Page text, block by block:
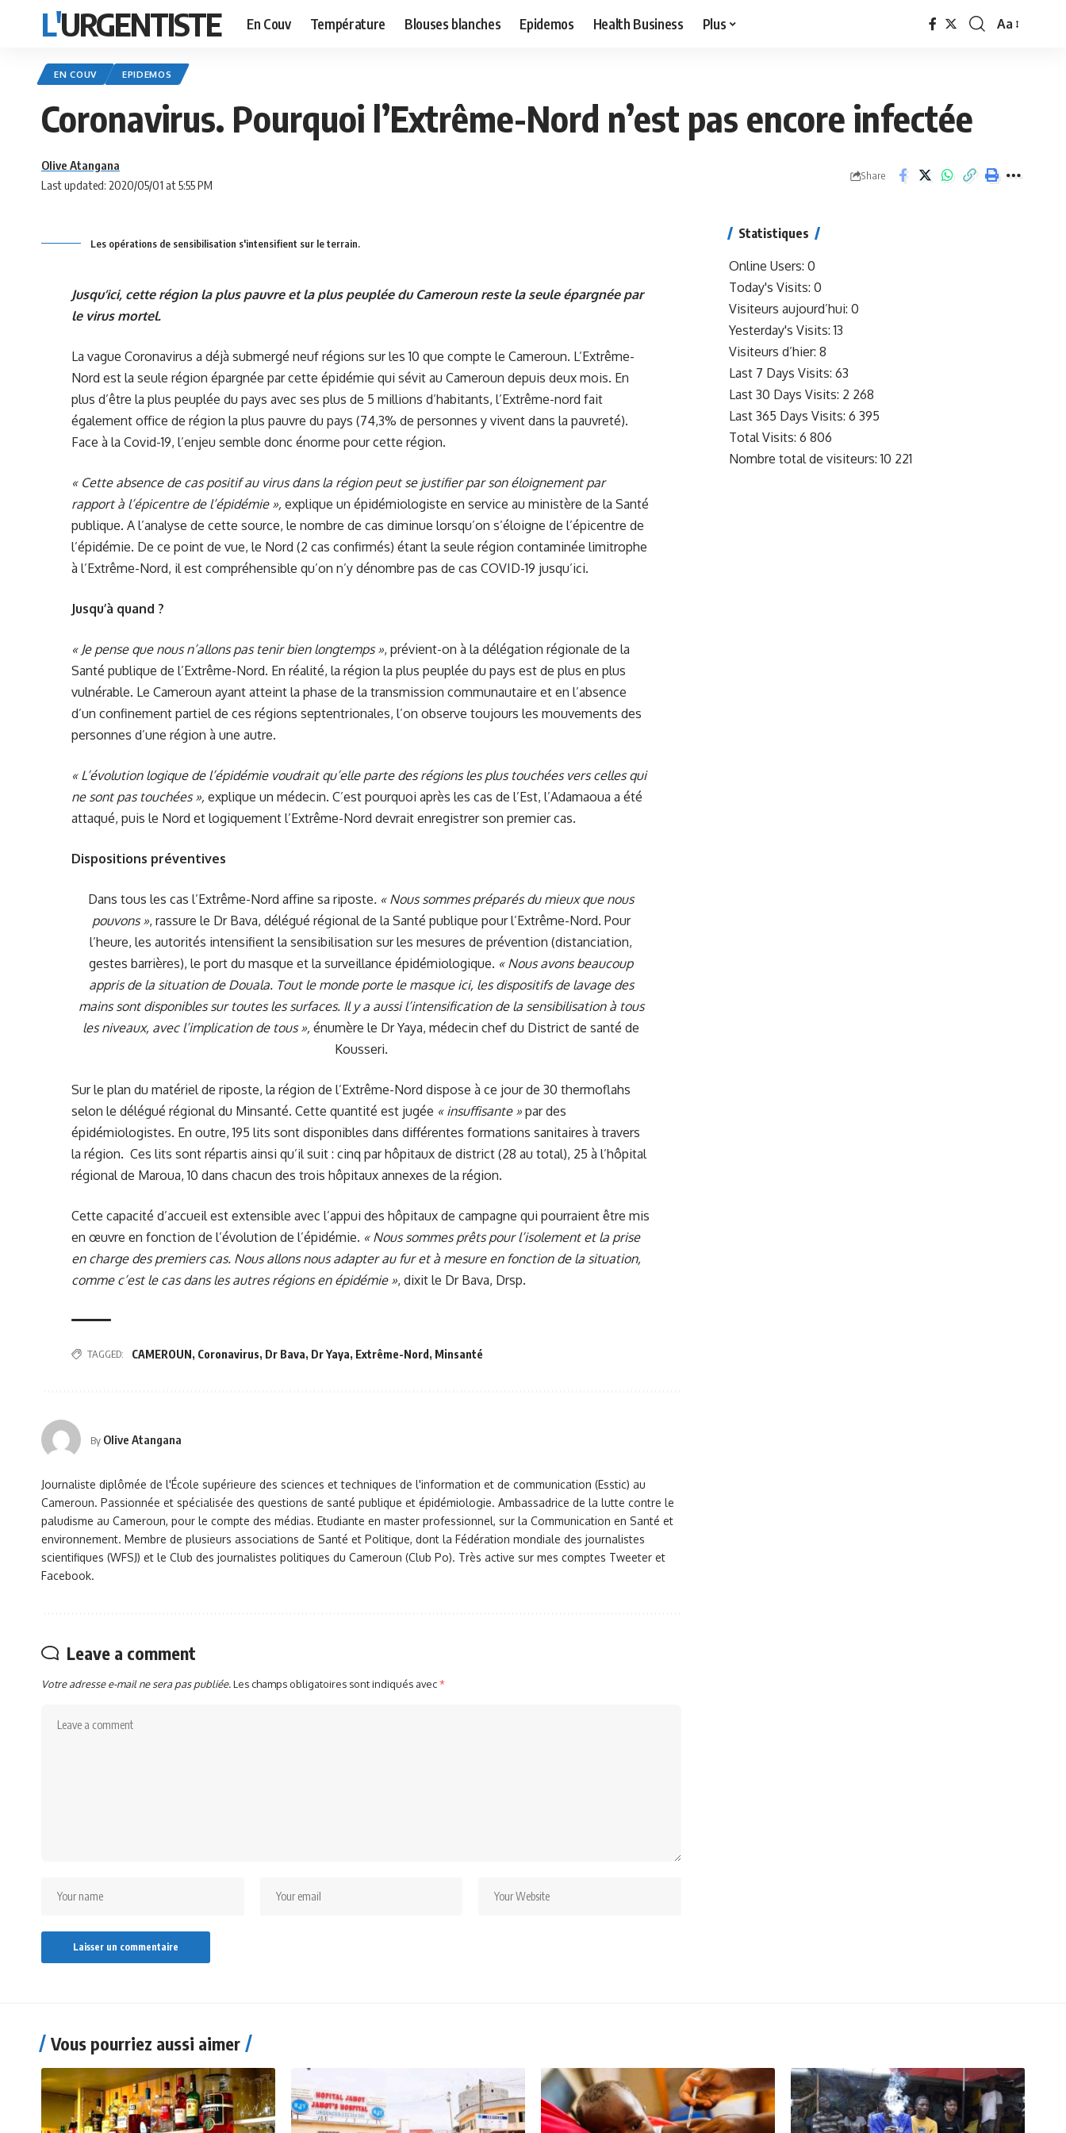
L'URGENTISTE En Couv Température Blouses blanches Epidemos Health Business Plus
Font
Aa
EN COUV EPIDEMOS
Coronavirus. Pourquoi l’Extrême-Nord n’est pas encore infectée
Last updated: 2020/05/01 at 5:55 PM
Olive Atangana
Share
Les opérations de sensibilisation s'intensifient sur le terrain.
Jusqu’ici, cette région la plus pauvre et la plus peuplée du Cameroun reste la seule épargnée par
le virus mortel.
La vague Coronavirus a déjà submergé neuf régions sur les 10 que compte le Cameroun. L’Extrême-
Nord est la seule région épargnée par cette épidémie qui sévit au Cameroun depuis deux mois. En
plus d’être la plus peuplée du pays avec ses plus de 5 millions d’habitants, l’Extrême-nord fait
également office de région la plus pauvre du pays (74,3% de personnes y vivent dans la pauvreté).
Face à la Covid-19, l’enjeu semble donc énorme pour cette région.
« Cette absence de cas positif au virus dans la région peut se justifier par son éloignement par
rapport à l’épicentre de l’épidémie »,explique un épidémiologiste en service au ministère de la Santé
publique. A l’analyse de cette source, le nombre de cas diminue lorsqu’on s’éloigne de l’épicentre de
l’épidémie. De ce point de vue, le Nord (2 cas confirmés) étant la seule région contaminée limitrophe
à l’Extrême-Nord, il est compréhensible qu’on n’y dénombre pas de cas COVID-19 jusqu’ici.
Jusqu’à quand ?
« Je pense que nous n’allons pas tenir bien longtemps », prévient-on à la délégation régionale de la
Santé publique de l’Extrême-Nord. En réalité, la région la plus peuplée du pays est de plus en plus
vulnérable. Le Cameroun ayant atteint la phase de la transmission communautaire et en l’absence
d’un confinement partiel de ces régions septentrionales, l’on observe toujours les mouvements des
personnes d’une région à une autre.
« L’évolution logique de l’épidémie voudrait qu’elle parte des régions les plus touchées vers celles qui
ne sont pas touchées », explique un médecin. C’est pourquoi après les cas de l’Est, l’Adamaoua a été
attaqué, puis le Nord et logiquement l’Extrême-Nord devrait enregistrer son premier cas.
Dispositions préventives
Dans tous les cas l’Extrême-Nord affine sa riposte. « Nous sommes préparés du mieux que nous
pouvons », rassure le Dr Bava, délégué régional de la Santé publique pour l’Extrême-Nord. Pour
l’heure, les autorités intensifient la sensibilisation sur les mesures de prévention (distanciation,
gestes barrières), le port du masque et la surveillance épidémiologique. « Nous avons beaucoup
appris de la situation de Douala. Tout le monde porte le masque ici, les dispositifs de lavage des
mains sont disponibles sur toutes les surfaces. Il y a aussi l’intensification de la sensibilisation à tous
les niveaux, avec l’implication de tous », énumère le Dr Yaya, médecin chef du District de santé de
Kousseri.
Sur le plan du matériel de riposte, la région de l’Extrême-Nord dispose à ce jour de 30 thermoflahs
selon le délégué régional du Minsanté. Cette quantité est jugée « insuffisante » par des
épidémiologistes. En outre, 195 lits sont disponibles dans différentes formations sanitaires à travers
la région. Ces lits sont répartis ainsi qu’il suit : cinq par hôpitaux de district (28 au total), 25 à l’hôpital
régional de Maroua, 10 dans chacun des trois hôpitaux annexes de la région.
Cette capacité d’accueil est extensible avec l’appui des hôpitaux de campagne qui pourraient être mis
en œuvre en fonction de l’évolution de l’épidémie. « Nous sommes prêts pour l’isolement et la prise
en charge des premiers cas. Nous allons nous adapter au fur et à mesure en fonction de la situation,
comme c’est le cas dans les autres régions en épidémie », dixit le Dr Bava, Drsp.
TAGGED: CAMEROUN, Coronavirus, Dr Bava, Dr Yaya, Extrême-Nord , Minsanté
By Olive Atangana
Journaliste diplômée de l'École supérieure des sciences et techniques de l'information et de communication (Esstic) au
Cameroun. Passionnée et spécialisée des questions de santé publique et épidémiologie. Ambassadrice de la lutte contre le
paludisme au Cameroun, pour le compte des médias. Etudiante en master professionnel, sur la Communication en Santé et
environnement. Membre de plusieurs associations de Santé et Politique, dont la Fédération mondiale des journalistes
scientifiques (WFSJ) et le Club des journalistes politiques du Cameroun (Club Po). Très active sur mes comptes Tweeter et
Facebook.
Leave a comment
Votre adresse e-mail ne sera pas publiée.Les champs obligatoires sont indiqués avec*
Statistiques
Online Users: 0
Today's Visits: 0
Visiteurs aujourd’hui: 0
Yesterday's Visits:13
Visiteurs d’hier: 8
Last 7 Days Visits: 63
Last 30 Days Visits: 2 268
Last 365 Days Visits: 6 395
Total Visits: 6 806
Nombre total de visiteurs:10 221
Vous pourriez aussi aimer